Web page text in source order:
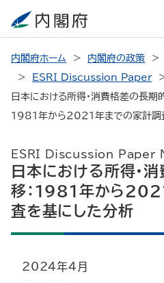
内閣府ホーム 内閣府の政策
ESRI Discussion Paper
日本における所得・消費格差の長期
1981年から2021年までの家計調
ESRI Discussion Paper
日本における所得・
移：1981年から
査を基にした分析
2024年４月